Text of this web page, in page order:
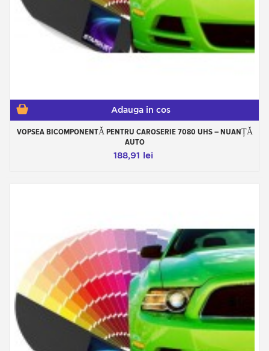
Adauga in cos
VOPSEA BICOMPONENTĂ PENTRU CAROSERIE 7080 UHS – NUANȚĂ
AUTO
188,91 lei